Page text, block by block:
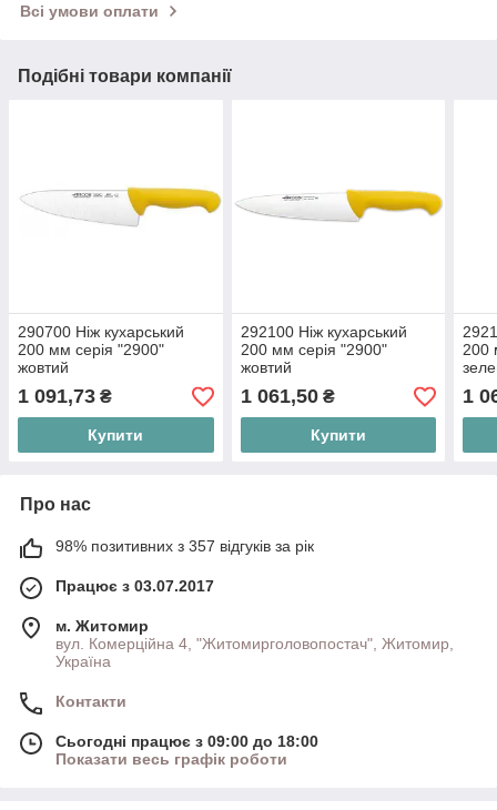
Всі умови оплати
Подібні товари компанії
290700 Ніж кухарський
200 мм серія "2900"
жовтий
1 091,73 ₴
Купити
292100 Ніж кухарський
200 мм серія "2900"
жовтий
1 061,50₴
Купити
200
1
Про нас
98% позитивних з 357 відгуків за рік
Працює з 03.07.2017
м. Житомир
вул. Комерційна 4, "Житомирголовопостач", Житомир,
Україна
Контакти
Сьогодні працює з 09:00 до 18:00
Показати весь графік роботи